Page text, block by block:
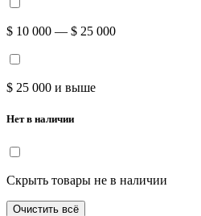
$ 10 000 — $ 25 000
$ 25 000 и выше
Нет в наличии
Скрыть товары не в наличии
Очистить всё